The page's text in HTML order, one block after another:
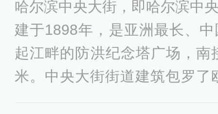
不少与国子监相关，诸如国学
哈尔滨中央大街，即哈尔滨中
建于1898年，是亚洲最长、
起江畔的防洪纪念塔广场，南
米。中央大街街道建筑包罗了